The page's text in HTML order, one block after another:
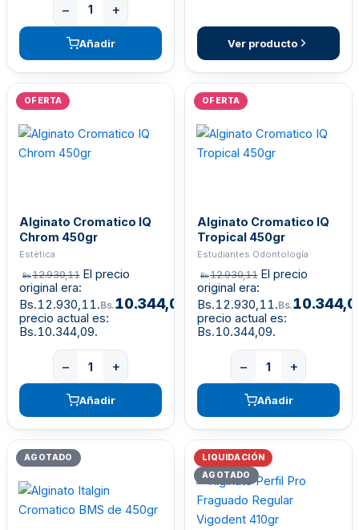
− +
Añadir Ver producto
OFERTA
Alginato Cromatico IQ
Chrom 450gr
Estética
Bs.12.930,11 El precio
original era:
Bs.12.930,11.Bs.10.344,09
precio actual es:
Bs.10.344,09.
− +
Añadir
OFERTA
Alginato Cromatico IQ
Tropical 450gr
Estudiantes Odontología
Bs.12.930,11 El precio
original era:
Bs.12.930,11.Bs.
precio actual es:
Bs.10.344,09.
− +
Añadir
AGOTADO
LIQUIDACIÓN
AGOTADO